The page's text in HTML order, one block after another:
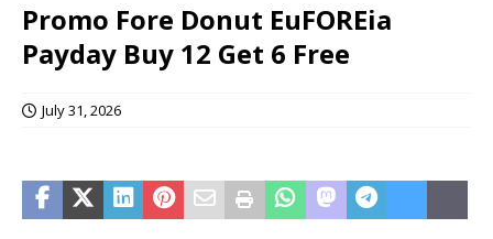
Promo Fore Donut EuFOREia
Payday Buy 12 Get 6 Free
July 31, 2026